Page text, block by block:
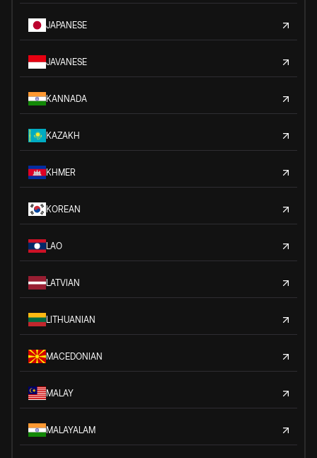
JAPANESE
JAVANESE
KANNADA
KAZAKH
KHMER
KOREAN
LAO
LATVIAN
LITHUANIAN
MACEDONIAN
MALAY
MALAYALAM